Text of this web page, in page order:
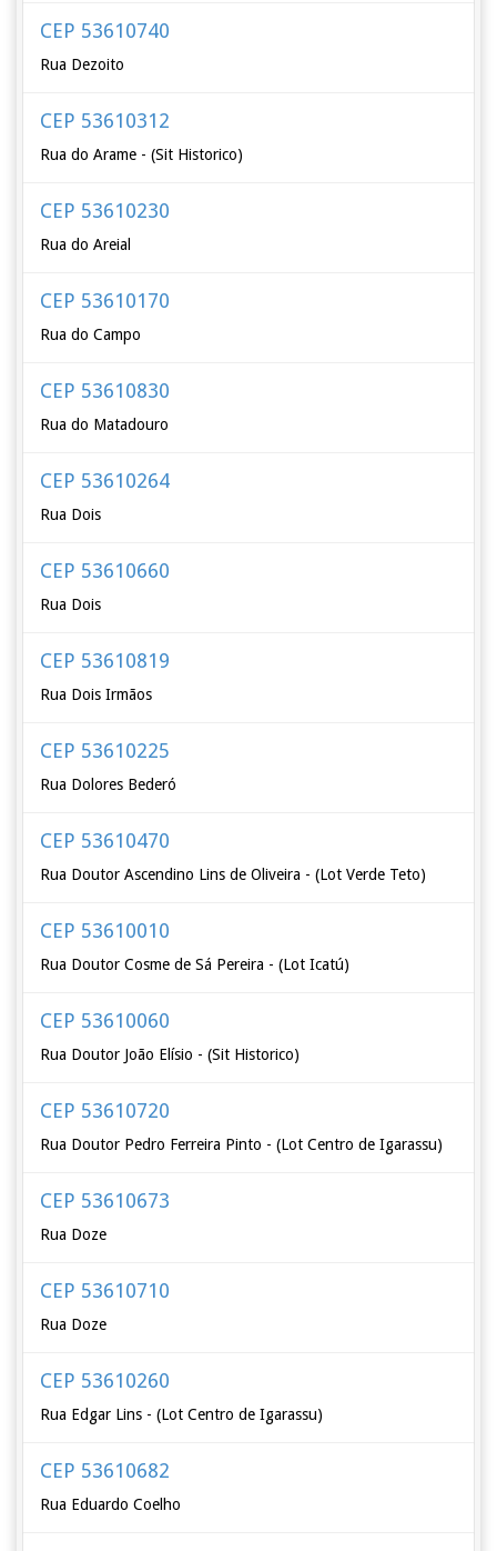
CEP 53610740
Rua Dezoito
CEP 53610312
Rua do Arame - (Sit Historico)
CEP 53610230
Rua do Areial
CEP 53610170
Rua do Campo
CEP 53610830
Rua do Matadouro
CEP 53610264
Rua Dois
CEP 53610660
Rua Dois
CEP 53610819
Rua Dois Irmãos
CEP 53610225
Rua Dolores Bederó
CEP 53610470
Rua Doutor Ascendino Lins de Oliveira - (Lot Verde Teto)
CEP 53610010
Rua Doutor Cosme de Sá Pereira - (Lot Icatú)
CEP 53610060
Rua Doutor João Elísio - (Sit Historico)
CEP 53610720
Rua Doutor Pedro Ferreira Pinto - (Lot Centro de Igarassu)
CEP 53610673
Rua Doze
CEP 53610710
Rua Doze
CEP 53610260
Rua Edgar Lins - (Lot Centro de Igarassu)
CEP 53610682
Rua Eduardo Coelho